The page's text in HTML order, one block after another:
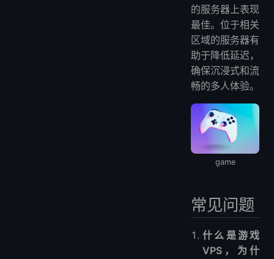
的服务器上表现
最佳。位于相关
区域的服务器有
助于降低延迟，
确保沉浸式和流
畅的多人体验。
game
常见问题
什么是游戏
VPS，为什